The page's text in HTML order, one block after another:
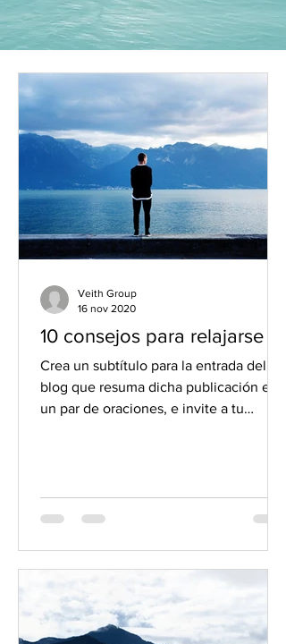
10 consejos para relajarse
Crea un subtítulo para la entrada del
blog que resuma dicha publicación en
un par de oraciones, e invite a tu
Veith Group
16 nov 2020